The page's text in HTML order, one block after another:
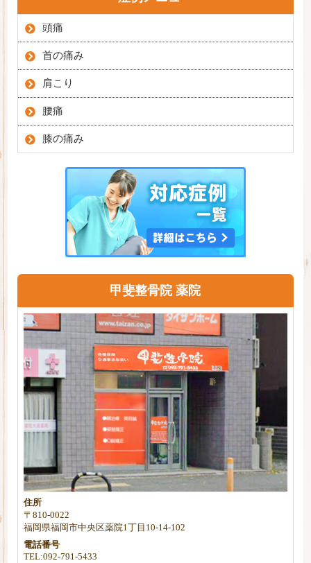
頭痛
首の痛み
肩こり
腰痛
膝の痛み
甲斐整骨院 薬院
住所
〒810-0022
福岡県福岡市中央区薬院1丁目10-14-102
電話番号
TEL:092-791-5433